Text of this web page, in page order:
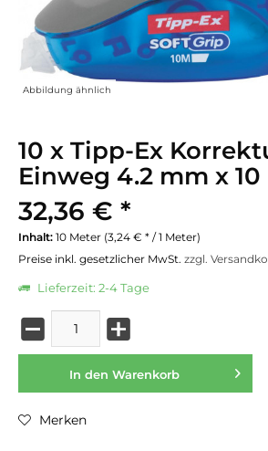
Abbildung ähnlich
10 x Tipp-Ex
Einweg 4.2 mm x 10
32,36 € *
Inhalt: 10 Meter (3,24 € * / 1 Meter)
Preise inkl. gesetzlicher MwSt. zzgl.
Lieferzeit: 2-4 Tage
In den Warenkorb
Merken